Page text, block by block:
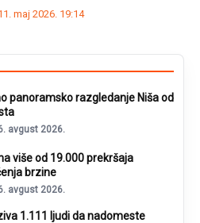
maj 2026. 19:14
panoramsko razgledanje Niša od
avgust 2026.
više od 19.000 prekršaja
brzine
avgust 2026.
1.111 ljudi da nadomeste